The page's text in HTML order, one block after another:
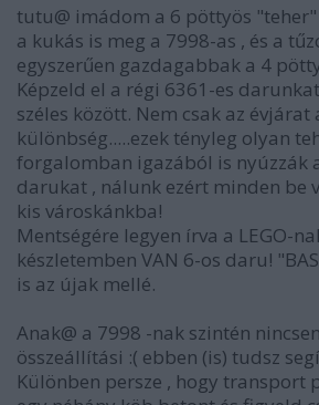
tutu@ imádom a 6 pöttyös
a kukás is meg a 7998-as , és a
egyszerűen gazdagabbak a 4
Képzeld el a régi 6361-es
széles között. Nem csak az évjárat
különbség.....ezek tényleg olyan
forgalomban igazából is nyúzzák
darukat , nálunk ezért minden be
kis városkánkba!
Mentségére legyen írva a LEGO-
készletemben VAN 6-os daru!
is az újak mellé.
Anak@ a 7998 -nak szintén
összeállítási :( ebben (is) tudsz
Különben persze , hogy transport